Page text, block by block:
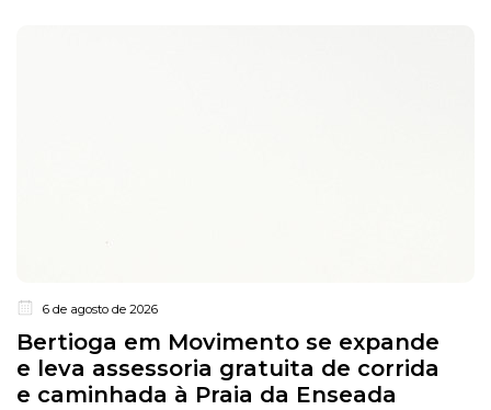
6 de agosto de 2026
Bertioga em Movimento se expande
e leva assessoria gratuita de corrida
e caminhada à Praia da Enseada